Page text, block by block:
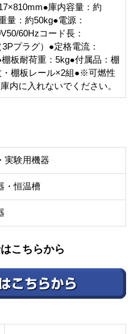
庫内容量：約
量：約50kg●電源：
60Hzコード長：
3Pプラグ）●定格電流：
棚板耐荷重：5kg●付属品：棚
・棚板レール×2組●※可燃性
内に入れないでください。
実験用機器
・恒温槽
こちらから